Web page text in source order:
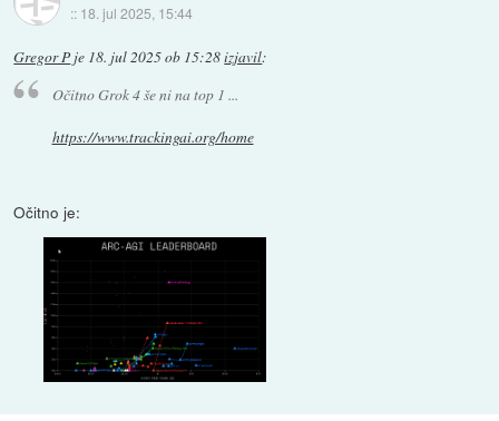
:: 18. jul 2025, 15:44
Gregor P je 18. jul 2025 ob 15:28izjavil:
Očitno Grok 4 še ni na top 1 ...
https://www.trackingai.org/home
Očitno je: